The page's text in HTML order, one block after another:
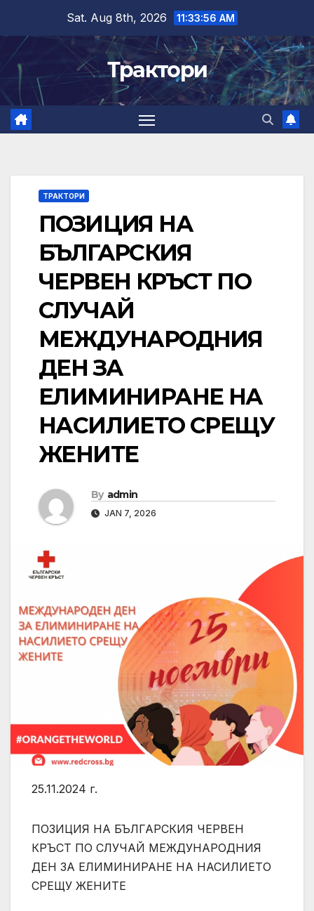
content
Sat. Aug 8th, 2026 11:33:56 AM
Трактори
ТРАКТОРИ
ПОЗИЦИЯ НА
БЪЛГАРСКИЯ
ЧЕРВЕН КРЪСТ ПО
СЛУЧАЙ
МЕЖДУНАРОДНИЯ
ДЕН ЗА
ЕЛИМИНИРАНЕ НА
НАСИЛИЕТО СРЕЩУ
ЖЕНИТЕ
By admin
JAN 7, 2026
25.11.2024 г.
ПОЗИЦИЯ НА БЪЛГАРСКИЯ ЧЕРВЕН
КРЪСТ ПО СЛУЧАЙ МЕЖДУНАРОДНИЯ
ДЕН ЗА ЕЛИМИНИРАНЕ НА НАСИЛИЕТО
СРЕЩУ ЖЕНИТЕ